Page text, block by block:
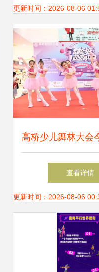
办公优选
更新时间：2026-08-06
高桥少儿舞林大会
赛，2888元现金奖
宝贝来拿
查看详情
更新时间：2026-08-06